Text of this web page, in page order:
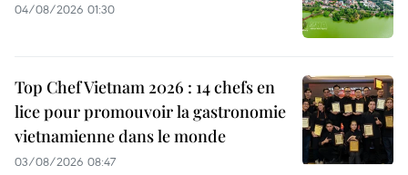
04/08/2026 01:30
Top Chef Vietnam 2026 : 14 chefs en
lice pour promouvoir la gastronomie
vietnamienne dans le monde
03/08/2026 08:47